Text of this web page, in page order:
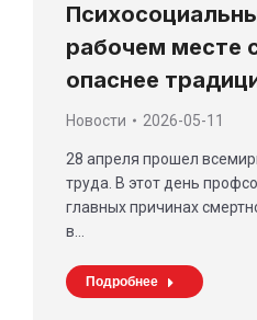
рабочем месте
опаснее
Новости 2026-05-11
28 апреля прошел
труда. В этот день
главных причинах
в…
Подробнее